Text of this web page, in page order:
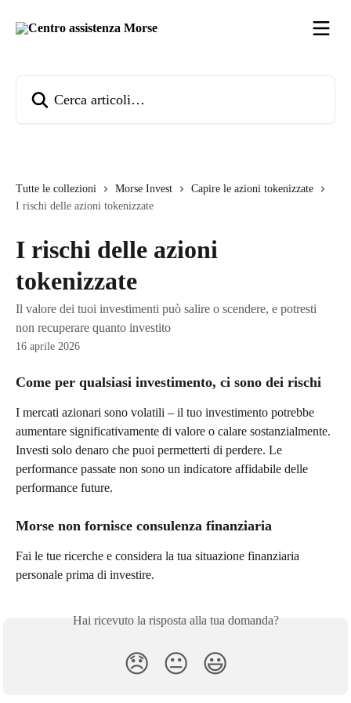
Tutte le collezioni Morse Invest
Capire le azioni tokenizzate
I rischi delle azioni tokenizzate
I rischi delle azioni
tokenizzate
Il valore dei tuoi investimenti può salire o scendere, e potresti
non recuperare quanto investito
16 aprile 2026
Come per qualsiasi investimento, ci sono dei rischi
I mercati azionari sono volatili – il tuo investimento potrebbe
aumentare significativamente di valore o calare sostanzialmente.
Investi solo denaro che puoi permetterti di perdere. Le
performance passate non sono un indicatore affidabile delle
performance future.
Morse non fornisce consulenza finanziaria
Fai le tue ricerche e considera la tua situazione finanziaria
personale prima di investire.
Hai ricevuto la risposta alla tua domanda?
😞 😐 😃